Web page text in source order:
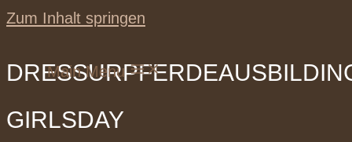
Zum Inhalt springen
Main Menu
GIRLSDAY